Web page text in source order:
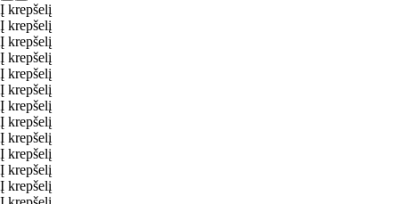
Į krepšelį
Į krepšelį
Į krepšelį
Į krepšelį
Į krepšelį
Į krepšelį
Į krepšelį
Į krepšelį
Į krepšelį
Į krepšelį
Į krepšelį
Į krepšelį